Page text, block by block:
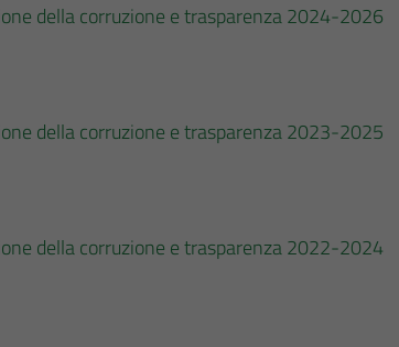
della corruzione e trasparenza 2024-2026
della corruzione e trasparenza 2023-2025
della corruzione e trasparenza 2022-2024